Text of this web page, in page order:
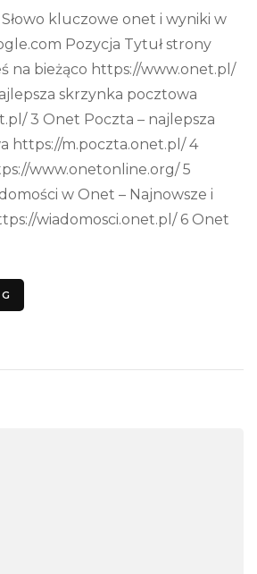
kluczowe onet i wyniki w
Pozycja Tytuł strony
na bieżąco https://www.onet.pl/
skrzynka pocztowa
3 Onet Poczta – najlepsza
https://m.poczta.onet.pl/ 4
www.onetonline.org/ 5
w Onet – Najnowsze i
wiadomosci.onet.pl/ 6 Onet